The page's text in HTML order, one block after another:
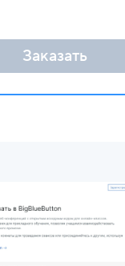
Заказать